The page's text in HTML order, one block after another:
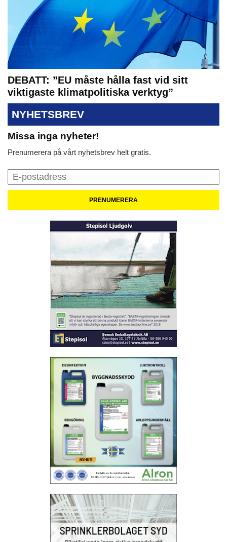
DEBATT: ”EU måste hålla fast vid sitt
viktigaste klimatpolitiska verktyg”
NYHETSBREV
Missa inga nyheter!
Prenumerera på vårt nyhetsbrev helt gratis.